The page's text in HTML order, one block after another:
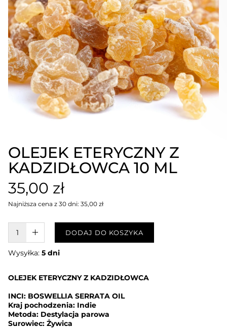
OLEJEK ETERYCZNY Z
KADZIDŁOWCA 10 ML
35,00 zł
Najniższa cena z 30 dni: 35,00 zł
W KOSZYKU :)DODAJ DO KOSZYKA
Wysyłka:5 dni
OLEJEK ETERYCZNY Z KADZIDŁOWCA
INCI: BOSWELLIA SERRATA OIL
Kraj pochodzenia: Indie
Metoda: Destylacja parowa
Surowiec: Żywica